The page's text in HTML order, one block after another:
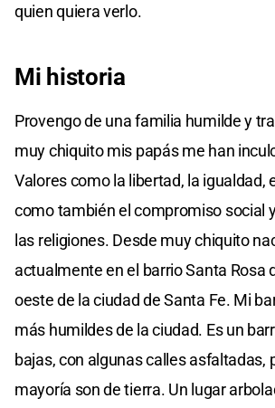
quien quiera verlo.
Mi historia
Provengo de una familia humilde y
muy chiquito mis papás me han
Valores como la libertad, la igualdad,
como también el compromiso social
las religiones. Desde muy chiquito
actualmente en el barrio Santa Rosa
oeste de la ciudad de Santa Fe. Mi
más humildes de la ciudad. Es un
bajas, con algunas calles asfaltadas,
mayoría son de tierra. Un lugar